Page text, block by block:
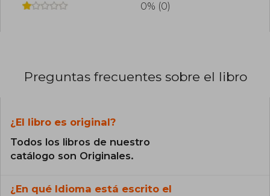
0% (0)
Preguntas frecuentes sobre el libro
¿El libro es original?
Todos los libros de nuestro
catálogo son Originales.
¿En qué Idioma está escrito el